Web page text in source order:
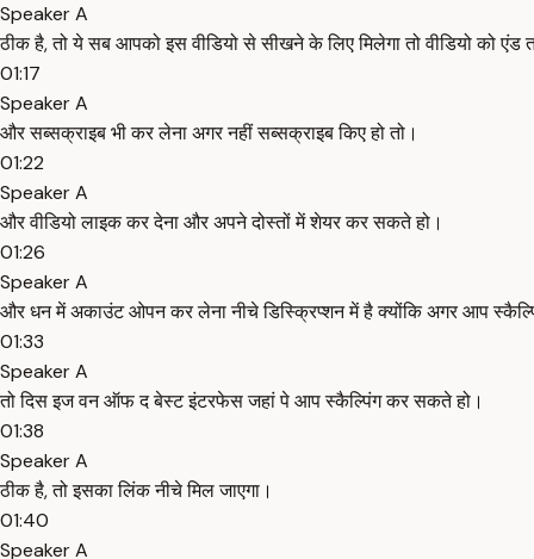
Speaker A
ठीक है, तो ये सब आपको इस वीडियो से सीखने के लिए मिलेगा तो वीडियो को
01:17
Speaker A
और सब्सक्राइब भी कर लेना अगर नहीं सब्सक्राइब किए हो तो।
01:22
Speaker A
और वीडियो लाइक कर देना और अपने दोस्तों में शेयर कर सकते हो।
01:26
Speaker A
और धन में अकाउंट ओपन कर लेना नीचे डिस्क्रिप्शन में है क्योंकि अगर आप
01:33
Speaker A
तो दिस इज वन ऑफ द बेस्ट इंटरफेस जहां पे आप स्कैल्पिंग कर सकते हो।
01:38
Speaker A
ठीक है, तो इसका लिंक नीचे मिल जाएगा।
01:40
Speaker A